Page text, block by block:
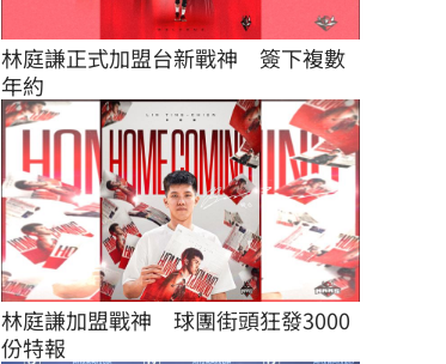
林庭謙正式加盟台新戰神　簽下複數
年約
林庭謙加盟戰神　球團街頭狂發3000
份特報